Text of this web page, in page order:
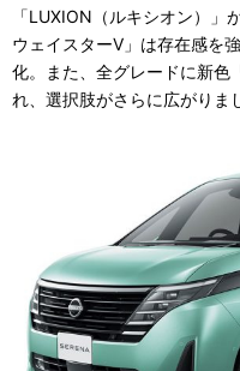
「LUXION（ルキシオン）」
ウェイスターV」は存在感を
化。また、全グレードに新色
れ、選択肢がさらに広がりま